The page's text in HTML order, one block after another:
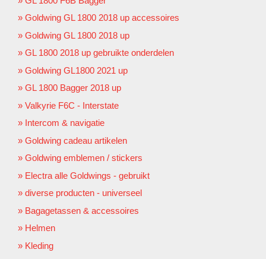
Goldwing GL 1800 2018 up accessoires
Goldwing GL 1800 2018 up
GL 1800 2018 up gebruikte onderdelen
Goldwing GL1800 2021 up
GL 1800 Bagger 2018 up
Valkyrie F6C - Interstate
Intercom & navigatie
Goldwing cadeau artikelen
Goldwing emblemen / stickers
Electra alle Goldwings - gebruikt
diverse producten - universeel
Bagagetassen & accessoires
Helmen
Kleding